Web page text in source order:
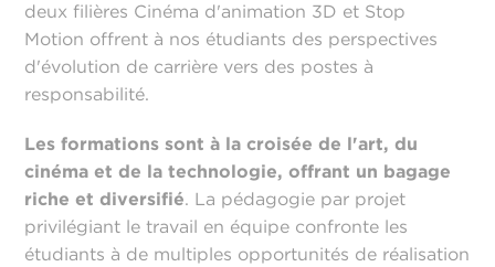
deux filières Cinéma d'animation 3D et Stop
Motion offrent à nos étudiants des perspectives
d'évolution de carrière vers des postes à
responsabilité.
Les formations sont à la croisée de l'art, du
cinéma et de la technologie, offrant un bagage
riche et diversifié. La pédagogie par projet
privilégiant le travail en équipe confronte les
étudiants à de multiples opportunités de réalisation